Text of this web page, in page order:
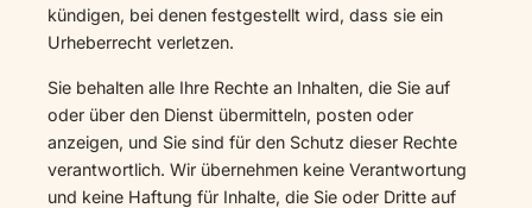
kündigen, bei denen festgestellt wird, dass sie ein
Urheberrecht verletzen.
Sie behalten alle Ihre Rechte an Inhalten, die Sie auf
oder über den Dienst übermitteln, posten oder
anzeigen, und Sie sind für den Schutz dieser Rechte
verantwortlich. Wir übernehmen keine Verantwortung
und keine Haftung für Inhalte, die Sie oder Dritte auf